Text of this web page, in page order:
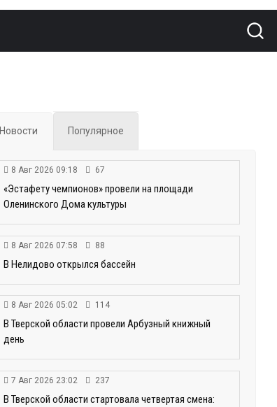
Новости Популярное
8 Авг 2026 09:18 67
«Эстафету чемпионов» провели на площади
Оленинского Дома культуры
8 Авг 2026 07:58 88
В Нелидово открылся бассейн
8 Авг 2026 05:02 114
В Тверской области провели Арбузный книжный
день
7 Авг 2026 23:02 237
В Тверской области стартовала четвертая смена: